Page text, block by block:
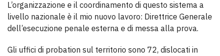
L’organizzazione e il coordinamento di questo sistema a
livello nazionale è il mio nuovo lavoro: Direttrice Generale
dell’esecuzione penale esterna e di messa alla prova.
Gli uffici di probation sul territorio sono 72, dislocati in